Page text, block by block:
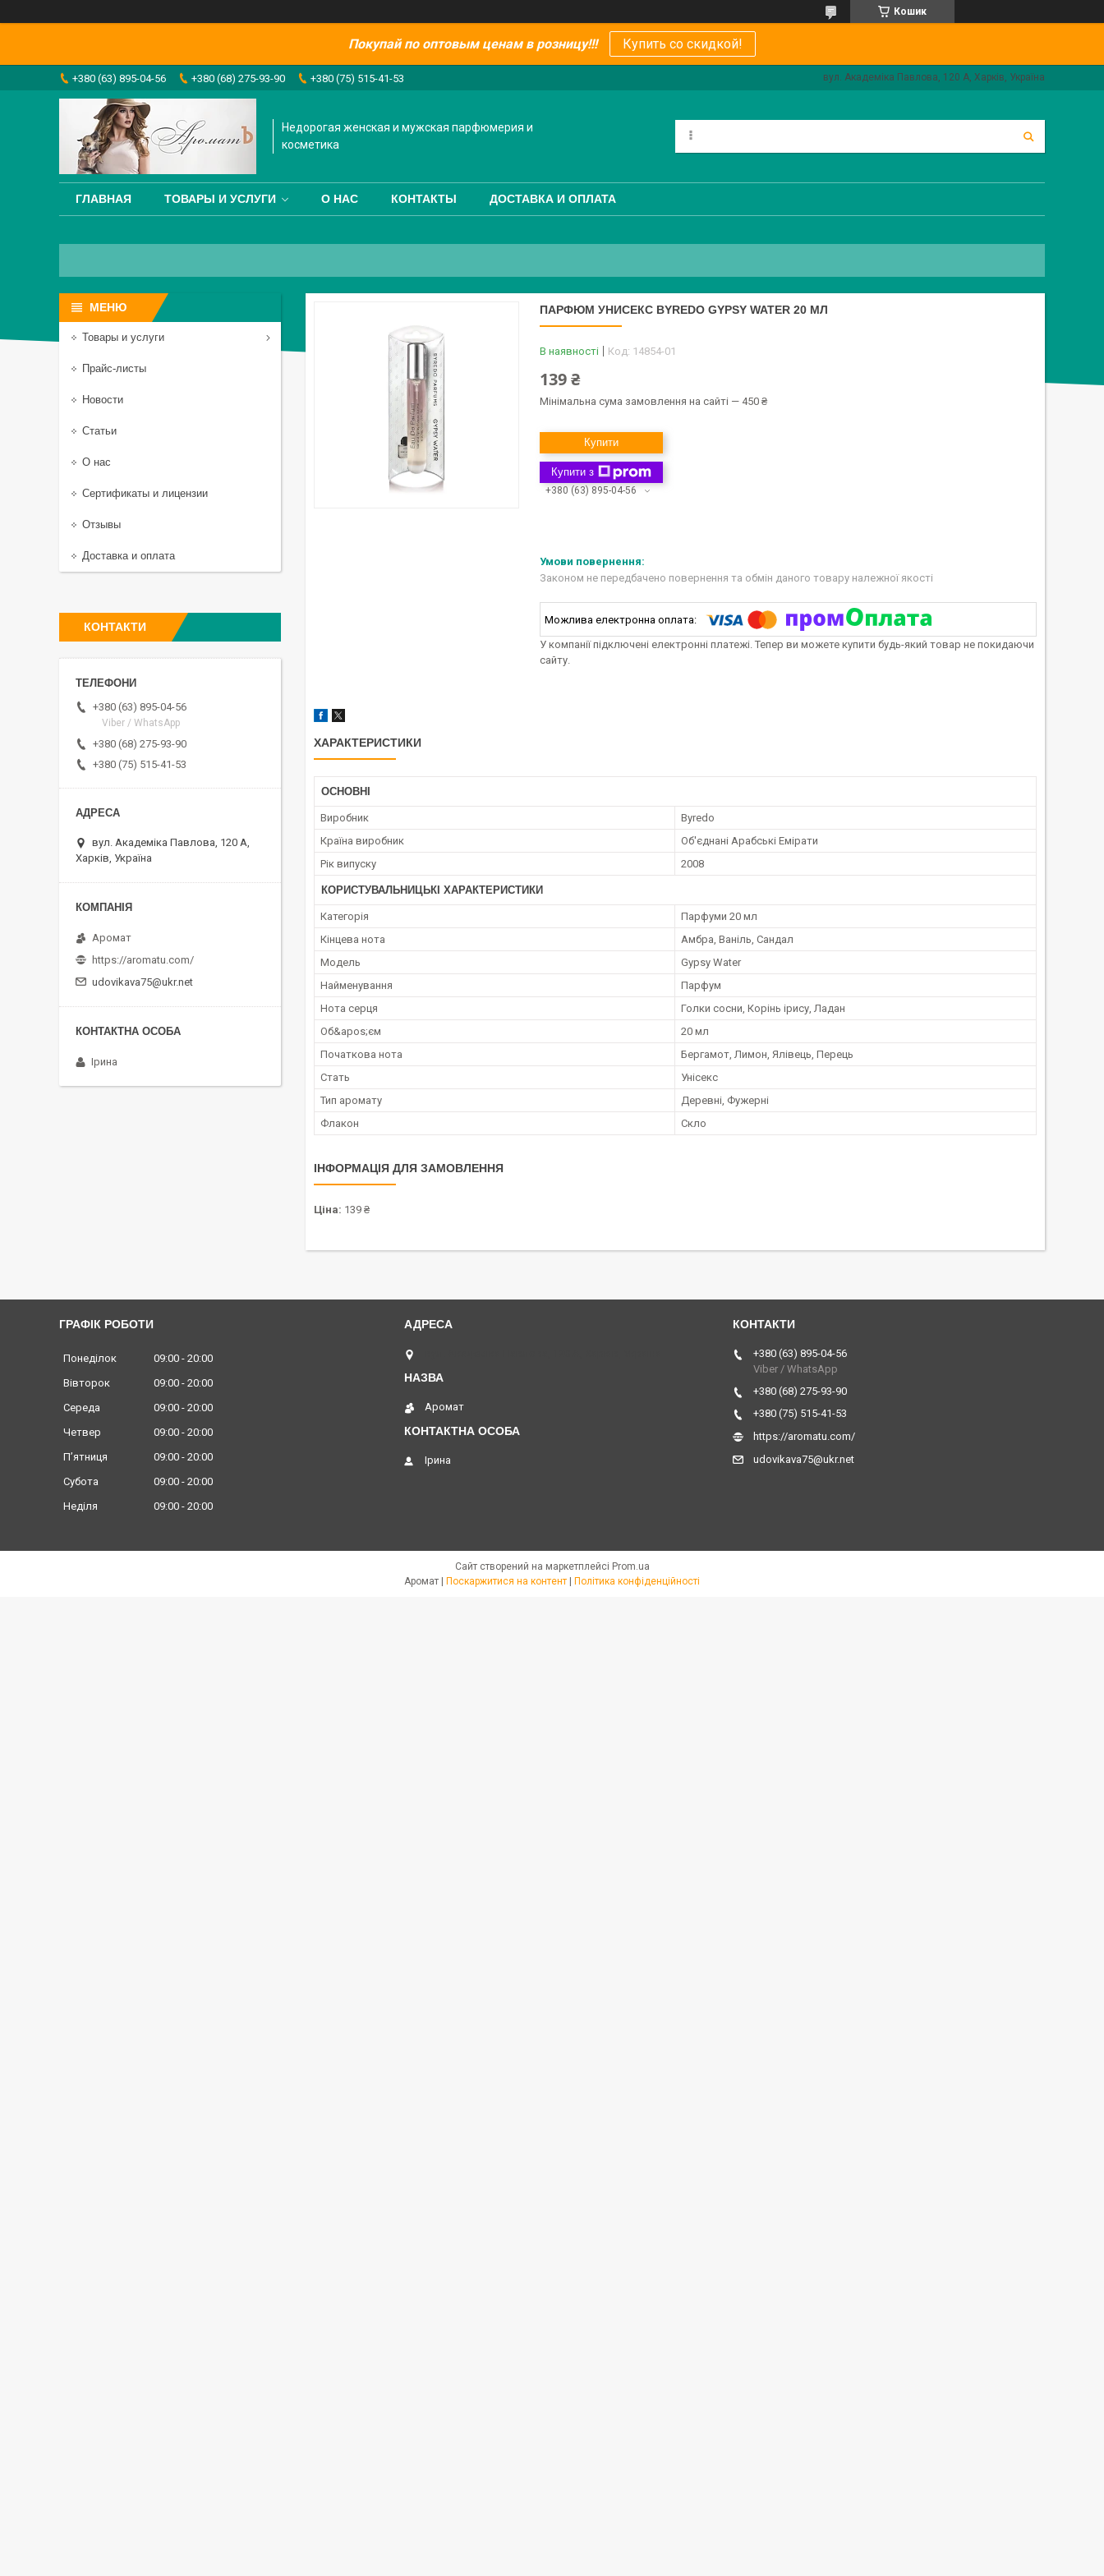
Кошик
Покупай по оптовым ценам в розницу!!! Купить со скидкой!
+380 (63) 895-04-56 +380 (68) 275-93-90 +380 (75) 515-41-53 вул. Академіка Павлова, 120 А, Харків, Україна
Недорогая женская и мужская парфюмерия и
косметика
ГЛАВНАЯ ТОВАРЫ И УСЛУГИ О НАС КОНТАКТЫ ДОСТАВКА И ОПЛАТА
ПАРФЮМ УНИСЕКС BYREDO GYPSY WATER 20 МЛ
В наявності Код: 14854-01
139 ₴
Мінімальна сума замовлення на сайті — 450 ₴
Купити
Купити з
+380 (63) 895-04-56
Законом не передбачено повернення та обмін даного товару належної якості
У компанії підключені електронні платежі. Тепер ви можете купити будь-який товар не покидаючи
сайту.
ХАРАКТЕРИСТИКИ
ОСНОВНІ
Виробник
Byredo
Країна виробник
Об'єднані Арабські Емірати
Рік випуску
2008
КОРИСТУВАЛЬНИЦЬКІ ХАРАКТЕРИСТИКИ
Категорія
Парфуми 20 мл
Кінцева нота
Амбра, Ваніль, Сандал
Мoдель
Gypsy Water
Найменування
Парфум
Нота серця
Голки сосни, Корінь ірису, Ладан
Об&apos;єм
20 мл
Початкова нота
Бергамот, Лимон, Ялівець, Перець
Стать
Унісекс
Тип аромату
Деревні, Фужерні
Флакон
Скло
ІНФОРМАЦІЯ ДЛЯ ЗАМОВЛЕННЯ
Ціна: 139 ₴
Товары и услуги
Прайс-листы
Новости
Статьи
О нас
Сертификаты и лицензии
Отзывы
Доставка и оплата
КОНТАКТИ
+380 (63) 895-04-56
Viber / WhatsApp
+380 (68) 275-93-90
+380 (75) 515-41-53
вул. Академіка Павлова, 120 А,
Харків, Україна
Аромат
https://aromatu.com/
udovikava75@ukr.net
Ірина
ГРАФІК РОБОТИ
Понеділок 09:00
20:00
Вівторок
09:00
20:00
Середа
09:00
20:00
Четвер
09:00
20:00
Пʼятниця
09:00
20:00
Субота
09:00
20:00
Неділя
09:00 20:00
Аромат
Ірина
+380 (63) 895-04-56
Viber / WhatsApp
+380 (68) 275-93-90
+380 (75) 515-41-53
https://aromatu.com/
udovikava75@ukr.net
Сайт створений на маркетплейсі Prom.ua
Поскаржитися на контент Політика конфіденційності